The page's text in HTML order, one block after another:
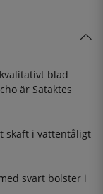
blad
är Sataktes
skaft i vattentåligt
svart bolster i